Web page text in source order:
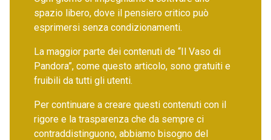
spazio libero, dove il pensiero critico può
esprimersi senza condizionamenti.
La maggior parte dei contenuti de “Il Vaso di
Pandora”, come questo articolo, sono gratuiti e
fruibili da tutti gli utenti.
Per continuare a creare questi contenuti con il
rigore e la trasparenza che da sempre ci
contraddistinguono, abbiamo bisogno del